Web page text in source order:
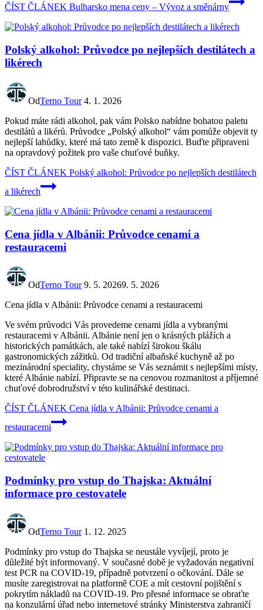
ČÍST ČLÁNEK Bulharsko mena ceny – Vývoz a směnárny
Polský alkohol: Průvodce po nejlepších destilátech a
likérech
OdTerno Tour 4. 1. 2026
Pokud máte rádi alkohol, pak vám Polsko nabídne bohatou paletu
destilátů a likérů. Průvodce „Polský alkohol“ vám pomůže objevit ty
nejlepší lahůdky, které má tato země k dispozici. Buďte připraveni
na opravdový požitek pro vaše chuťové buňky.
ČÍST ČLÁNEK Polský alkohol: Průvodce po nejlepších destilátech
a likérech
Cena jídla v Albánii: Průvodce cenami a
restauracemi
OdTerno Tour 9. 5. 20269. 5. 2026
Cena jídla v Albánii: Průvodce cenami a restauracemi
Ve svém průvodci Vás provedeme cenami jídla a vybranými
restauracemi v Albánii. Albánie není jen o krásných plážích a
historických památkách, ale také nabízí širokou škálu
gastronomických zážitků. Od tradiční albaňské kuchyně až po
mezinárodní speciality, chystáme se Vás seznámit s nejlepšími místy,
které Albánie nabízí. Připravte se na cenovou rozmanitost a příjemné
chuťové dobrodružství v této kulinářské destinaci.
ČÍST ČLÁNEK Cena jídla v Albánii: Průvodce cenami a
restauracemi
Podmínky pro vstup do Thajska: Aktuální
informace pro cestovatele
OdTerno Tour 1. 12. 2025
Podmínky pro vstup do Thajska se neustále vyvíjejí, proto je
důležité být informovaný. V současné době je vyžadován negativní
test PCR na COVID-19, případně potvrzení o očkování. Dále se
musíte zaregistrovat na platformě COE a mít cestovní pojištění s
pokrytím nákladů na COVID-19. Pro přesné informace se obraťte
na konzulární úřad nebo internetové stránky Ministerstva zahraničí